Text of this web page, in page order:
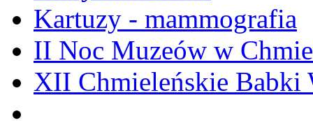
Kartuzy - mammografia
II Noc Muzeów w
XII Chmieleńskie Babki